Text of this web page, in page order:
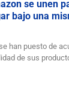
se unen
bajo una
han puesto de
de sus